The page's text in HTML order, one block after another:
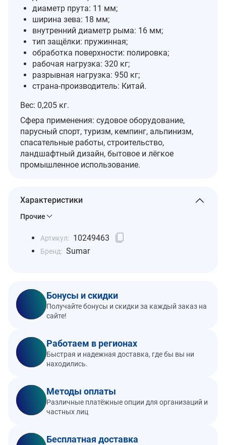
диаметр прута: 11 мм;
ширина зева: 18 мм;
внутренний диаметр рыма: 16 мм;
тип защёлки: пружинная;
обработка поверхности: полировка;
рабочая нагрузка: 320 кг;
разрывная нагрузка: 950 кг;
страна‑производитель: Китай.
Вес: 0,205 кг.
Сфера применения: судовое оборудование,
парусный спорт, туризм, кемпинг, альпинизм,
спасательные работы, строительство,
ландшафтный дизайн, бытовое и лёгкое
промышленное использование.
Характеристики
Прочие
Артикул: 10249463
Бренд: Sumar
Бонусы и скидки
Получайте бонусы и скидки за каждый заказ на
сайте!
Работаем в регионах
Быстрая и надежная доставка, где бы вы ни
находились.
Методы оплаты
Различные платёжные опции для организаций и
частных лиц
Бесплатная доставка